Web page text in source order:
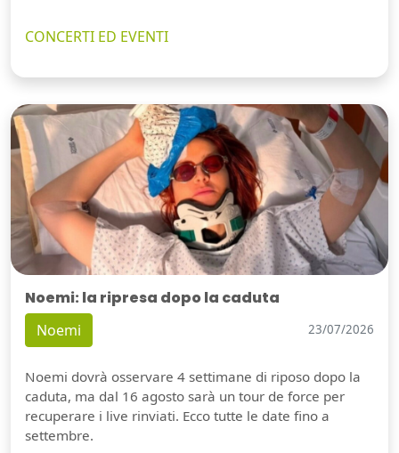
CONCERTI ED EVENTI
Noemi: la ripresa dopo la caduta
Noemi 23/07/2026
Noemi dovrà osservare 4 settimane di riposo dopo la
caduta, ma dal 16 agosto sarà un tour de force per
recuperare i live rinviati. Ecco tutte le date fino a
settembre.